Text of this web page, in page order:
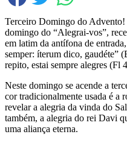
Terceiro Domingo do Advento!
domingo do “Alegrai-vos”,
em latim da antífona de
semper: íterum dico, gaudéte”
repito, estai sempre alegres (Fl
Neste domingo se acende a
cor tradicionalmente usada é a
revelar a alegria da vinda do
também, a alegria do rei Davi
uma aliança eterna.